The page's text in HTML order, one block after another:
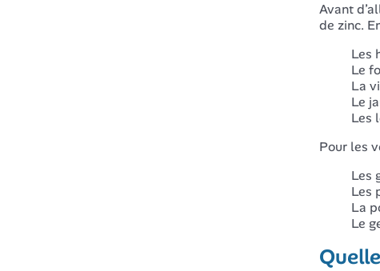
Avant
de zinc.
Les
Le
La
Le
Les
Pour les
Les
Les
La
Le